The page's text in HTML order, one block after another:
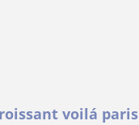
voilá paris